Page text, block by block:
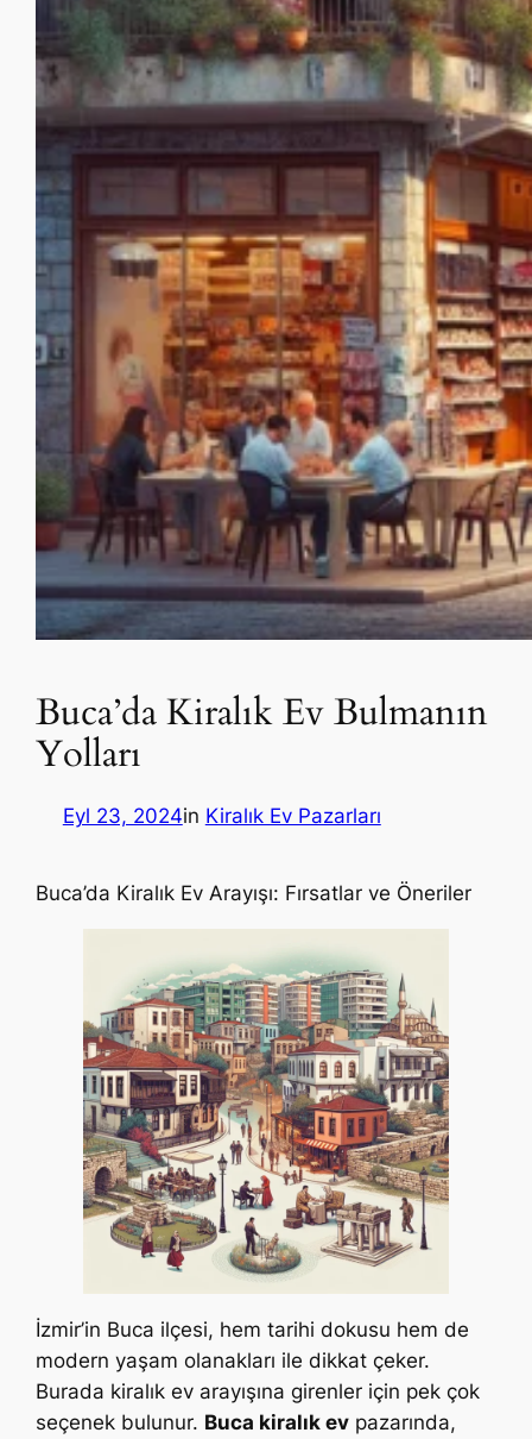
Buca’da Kiralık Ev Bulmanın
Yolları
Eyl 23, 2024in Kiralık Ev Pazarları
Buca’da Kiralık Ev Arayışı: Fırsatlar ve Öneriler
İzmir’in Buca ilçesi, hem tarihi dokusu hem de
modern yaşam olanakları ile dikkat çeker.
Burada kiralık ev arayışına girenler için pek çok
seçenek bulunur. Buca kiralık ev pazarında,